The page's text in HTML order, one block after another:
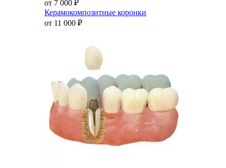
от 7 000 ₽
Керамокомпозитные коронки
от 11 000 ₽